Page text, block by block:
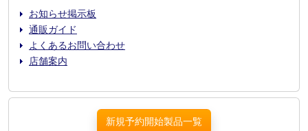
お知らせ掲示板
通販ガイド
よくあるお問い合わせ
店舗案内
新規予約開始製品一覧